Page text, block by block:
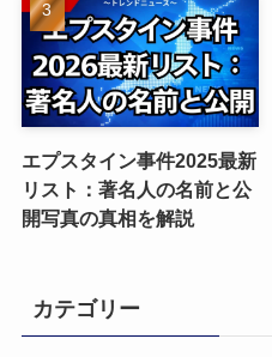
エプスタイン事件2025最新
リスト：著名人の名前と公
開写真の真相を解説
カテゴリー